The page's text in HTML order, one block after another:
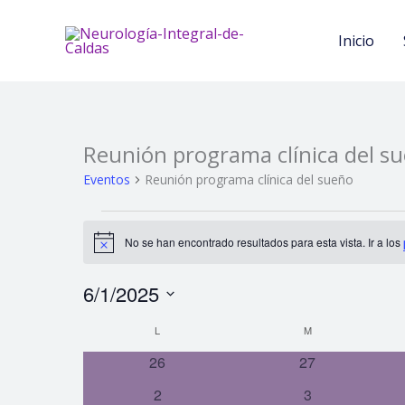
Inicio
Reunión programa clínica del
Eventos Reunión programa clínica del sueño
Eventos
Aviso No se han encontrado resultados para esta vista. Ir a los
6/1/2025
L M
0
26
0
27
0
2
0
3